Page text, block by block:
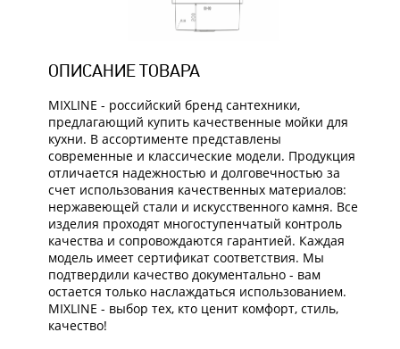
ОПИСАНИЕ ТОВАРА
MIXLINE - российский бренд сантехники,
предлагающий купить качественные мойки для
кухни. В ассортименте представлены
современные и классические модели. Продукция
отличается надежностью и долговечностью за
счет использования качественных материалов:
нержавеющей стали и искусственного камня. Все
изделия проходят многоступенчатый контроль
качества и сопровождаются гарантией. Каждая
модель имеет сертификат соответствия. Мы
подтвердили качество документально - вам
остается только наслаждаться использованием.
MIXLINE - выбор тех, кто ценит комфорт, стиль,
качество!